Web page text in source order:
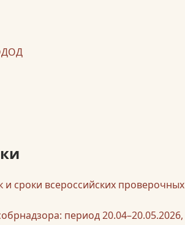
сроки всероссийских проверочных
период 20.04–20.05.2026,